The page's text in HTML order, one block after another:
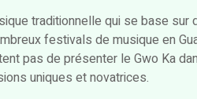
traditionnelle qui se base sur
festivals de musique en
pas de présenter le Gwo Ka
uniques et novatrices.